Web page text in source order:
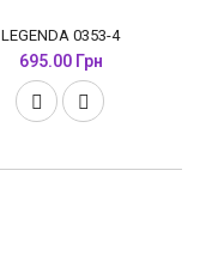
LEGENDA 0353-4
695.00 Грн